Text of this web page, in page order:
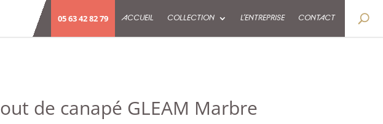
05 63 42 82 79 ACCUEIL COLLECTION L’ENTREPRISE CONTACT
de canapé GLEAM Marbre